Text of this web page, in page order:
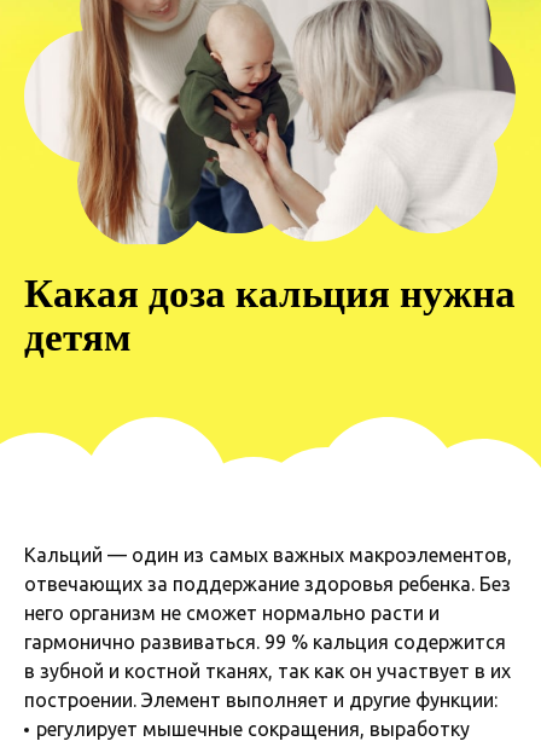
Какая доза кальция нужна
детям
Кальций — один из самых важных макроэлементов,
отвечающих за поддержание здоровья ребенка. Без
него организм не сможет нормально расти и
гармонично развиваться. 99 % кальция содержится
в зубной и костной тканях, так как он участвует в их
построении. Элемент выполняет и другие функции:
регулирует мышечные сокращения, выработку